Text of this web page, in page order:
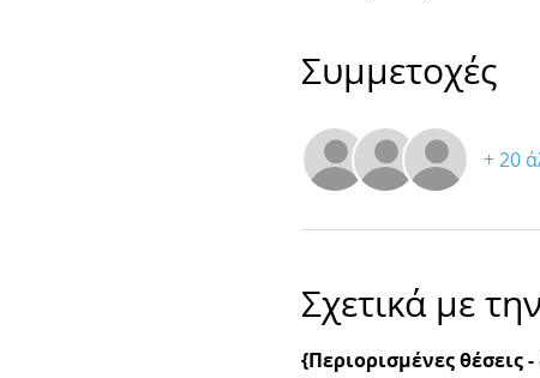
Συμμετοχές
+ 20
Σχετικά με
{Περιορισμένες